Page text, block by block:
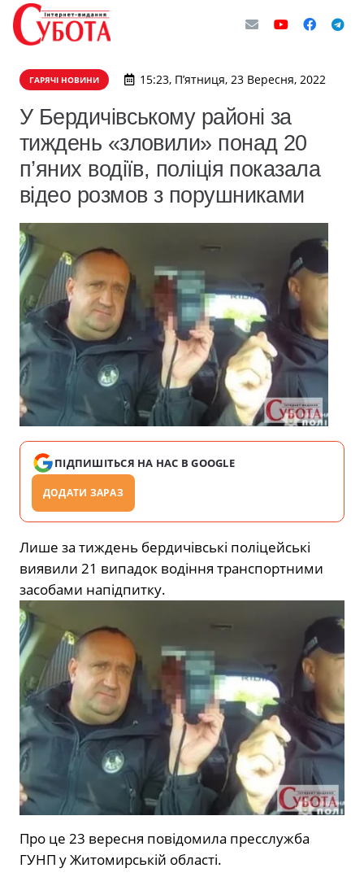
ГАРЯЧІ НОВИНИ 15:23, П’ятниця, 23 Вересня, 2022
У Бердичівському районі за
тиждень «зловили» понад 20
п’яних водіїв, поліція показала
відео розмов з порушниками
ПІДПИШІТЬСЯ НА НАС В GOOGLE
ДОДАТИ ЗАРАЗ
Лише за тиждень бердичівські поліцейські
виявили 21 випадок водіння транспортними
засобами напідпитку.
Про це 23 вересня повідомила пресслужба
ГУНП у Житомирській області.